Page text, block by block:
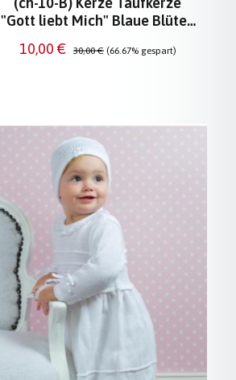
"Gott liebt Mich" Blaue Blüten
Verkaufspreis:
10,00 € Regulärer Preis:
30,00 € (66.67% gespart)